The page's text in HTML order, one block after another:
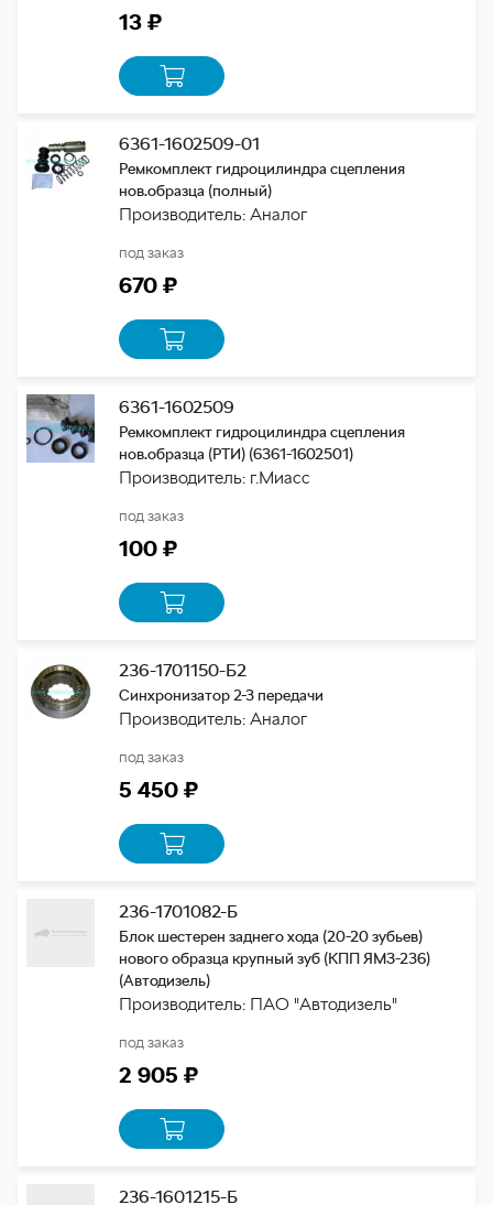
13 ₽
6361-1602509-01
Ремкомплект гидроцилиндра сцепления
нов.образца (полный)
Производитель: Аналог
под заказ
670 ₽
6361-1602509
Ремкомплект гидроцилиндра сцепления
нов.образца (РТИ) (6361-1602501)
Производитель: г.Миасс
под заказ
100 ₽
236-1701150-Б2
Синхронизатор 2-3 передачи
Производитель: Аналог
под заказ
5 450 ₽
236-1701082-Б
Блок шестерен заднего хода (20-20 зубьев)
нового образца крупный зуб (КПП ЯМЗ-236)
(Автодизель)
Производитель: ПАО "Автодизель"
под заказ
2 905 ₽
236-1601215-Б